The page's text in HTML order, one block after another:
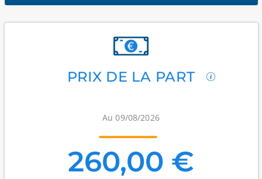
PRIX DE LA PART
Au 09/08/2026
260,00 €